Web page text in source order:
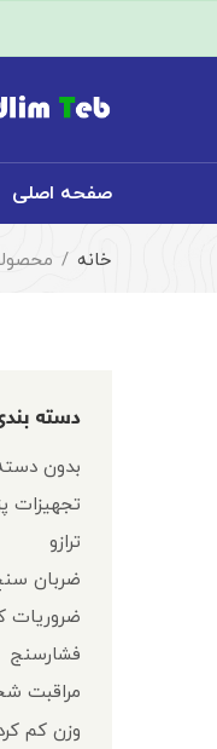
صفحه اصلی
خانه محصولات
دسته
بدون
تجهیزات
ترازو
ضربان
ضروریات
فشارسنج
مراقبت
وزن کم